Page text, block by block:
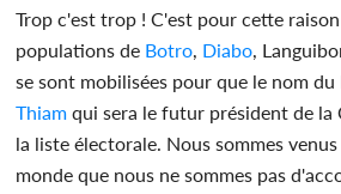
Trop c'est trop ! C'est pour cette
populations de Botro Diabo ,
se sont mobilisées pour que le nom
Thiam qui sera le futur président de la
la liste électorale. Nous sommes
monde que nous ne sommes pas